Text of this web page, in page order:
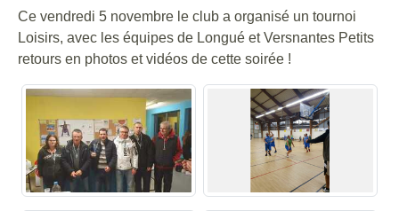
Ce vendredi 5 novembre le club a organisé un tournoi
Loisirs, avec les équipes de Longué et Versnantes Petits
retours en photos et vidéos de cette soirée !